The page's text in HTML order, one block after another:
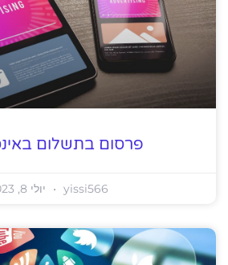
פרסום בתשלום
yissi566 יולי 8, 2023